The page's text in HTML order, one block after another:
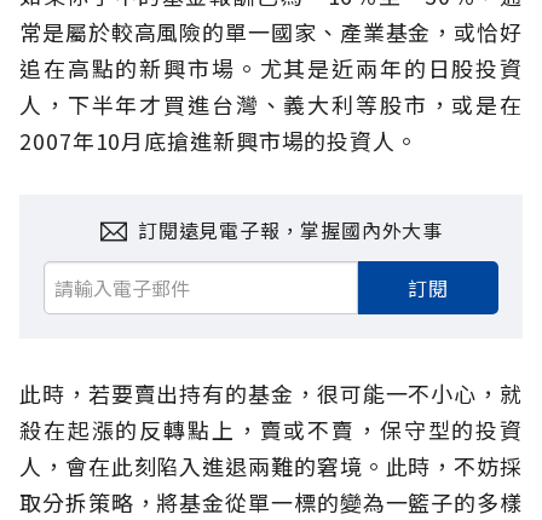
常是屬於較高風險的單一國家、產業基金，或恰好
追在高點的新興市場。尤其是近兩年的日股投資
人，下半年才買進台灣、義大利等股市，或是在
2007年10月底搶進新興市場的投資人。
訂閱遠見電子報，掌握國內外大事
訂閱
此時，若要賣出持有的基金，很可能一不小心，就
殺在起漲的反轉點上，賣或不賣，保守型的投資
人，會在此刻陷入進退兩難的窘境。此時，不妨採
取分拆策略，將基金從單一標的變為一籃子的多樣